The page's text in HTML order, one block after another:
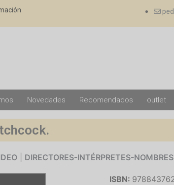
Novedades Recomendados outlet
DIRECTORES-INTÉRPRETES-
ISBN: